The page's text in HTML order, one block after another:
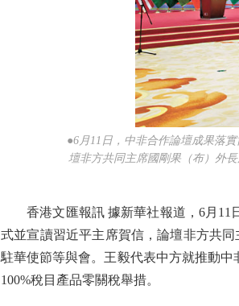
●6月11日，中非合作論壇成果落
壇非方共同主席國剛果（布）外
香港文匯報訊 據新華社報道，6月11
式並宣讀習近平主席賀信，論壇非方共
駐華使節等與會。王毅代表中方就推動
100%稅目產品零關稅舉措。